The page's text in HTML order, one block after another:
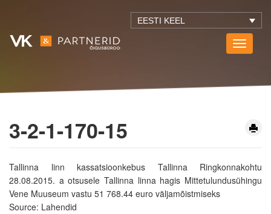
EESTI KEEL
Toggle
3-2-1-170-15
Tallinna linn kassatsioonkebus Tallinna Ringkonnakohtu
28.08.2015. a otsusele Tallinna linna hagis Mittetulundusühingu
Vene Muuseum vastu 51 768.44 euro väljamõistmiseks
Source: Lahendid